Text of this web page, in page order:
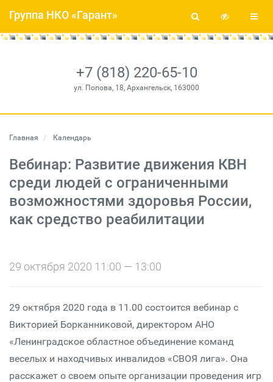
+7 (818) 220-65-10
ул. Попова, 18, Архангельск, 163000
Группа НКО «Гарант»
Главная Календарь
Вебинар: Развитие движения КВН
среди людей с ограниченными
возможностями здоровья России,
как средство реабилитации
29 октября 2020 11:00 — 13:00
29 октября 2020 года в 11.00 состоится вебинар с
Викторией Борканниковой, директором АНО
«Ленинградское областное объединение команд
веселых и находчивых инвалидов «СВОЯ лига». Она
расскажет о своем опыте организации проведения игр